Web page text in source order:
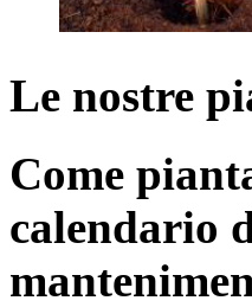
Le nostre
Come
calendario